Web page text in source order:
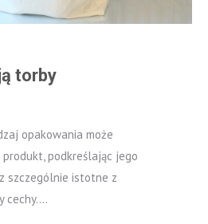
torby
opakowania może
podkreślając jego
szczególnie istotne z
cechy....